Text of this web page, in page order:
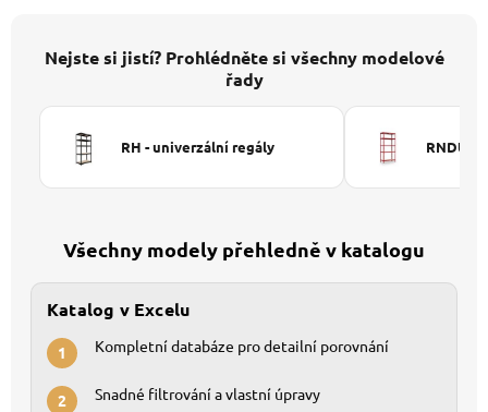
Nejste si jistí? Prohlédněte si všechny modelové
řady
RH - univerzální regály RNDU-
Všechny modely přehledně v katalogu
Katalog v Excelu
1 Kompletní databáze pro detailní porovnání
2 Snadné filtrování a vlastní úpravy